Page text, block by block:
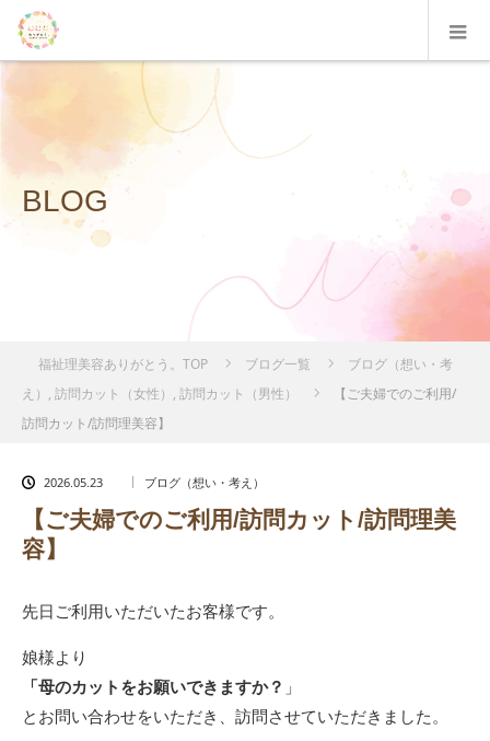
BLOG
福祉理美容ありがとう。TOP ブログ一覧
ブログ（想い・考
え） , 訪問カット（女性） , 訪問カット（男性）
【ご夫婦でのご利用/
訪問カット/訪問理美容】
2026.05.23 ブログ（想い・考え）
【ご夫婦でのご利用/訪問カット/訪問理美
容】
先日ご利用いただいたお客様です。
娘様より
「母のカットをお願いできますか？ 」
とお問い合わせをいただき、訪問させていただきました。